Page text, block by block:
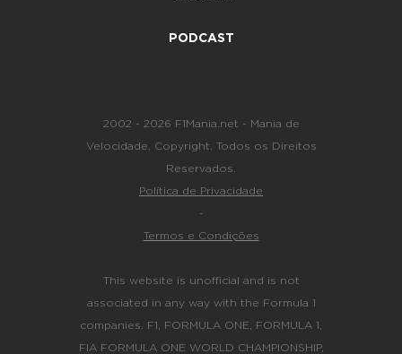
PODCAST
2002 - 2026 F1Mania.net - Mania de
Velocidade. Copyright. Todos os Direitos
Reservados.
Política de Privacidade
-
Termos e Condições
This website is unofficial and is not
associated in any way with the Formula 1
companies. F1, FORMULA ONE, FORMULA 1,
FIA FORMULA ONE WORLD CHAMPIONSHIP,